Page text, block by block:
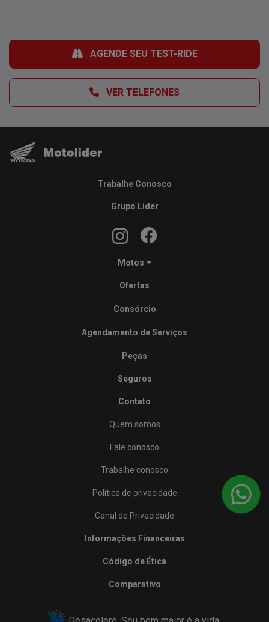
VER TELEFONES
AGENDE SEU TEST-RIDE
Trabalhe Conosco
Grupo Líder
Motos
Ofertas
Consórcio
Agendamento de Serviços
Peças
Seguros
Contato
Quem somos
Fale conosco
Trabalhe conosco
Política de privacidade
Canal de Privacidade
Informações Financeiras
Código de Ética
Comparativo